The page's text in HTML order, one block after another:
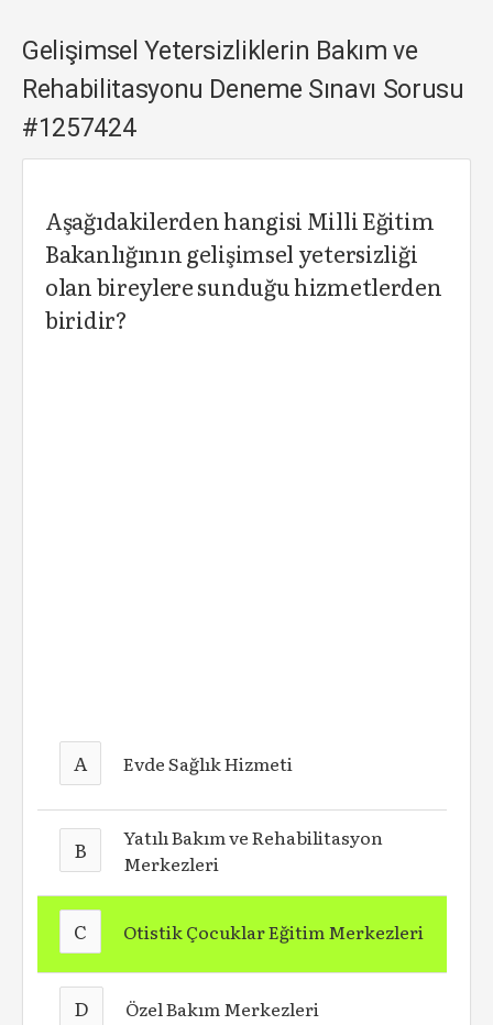
Gelişimsel Yetersizliklerin Bakım ve
Rehabilitasyonu Deneme Sınavı Sorusu
#1257424
Aşağıdakilerden hangisi Milli Eğitim
Bakanlığının gelişimsel yetersizliği
olan bireylere sunduğu hizmetlerden
biridir?
A Evde Sağlık Hizmeti
B
Yatılı Bakım ve Rehabilitasyon
Merkezleri
C Otistik Çocuklar Eğitim Merkezleri
D Özel Bakım Merkezleri